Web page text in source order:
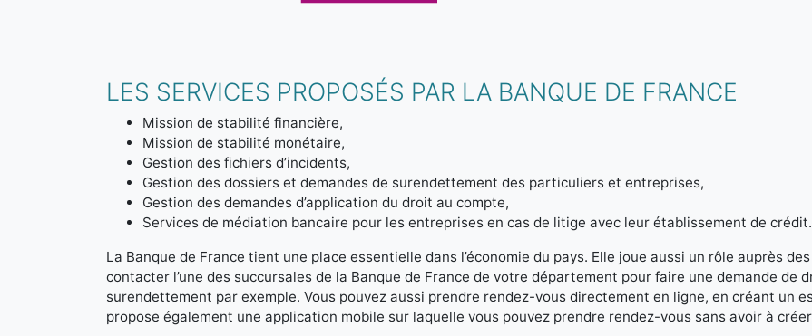
LES SERVICES PROPOSÉS PAR LA BANQUE DE FRANCE
Mission de stabilité financière,
Mission de stabilité monétaire,
Gestion des fichiers d’incidents,
Gestion des dossiers et demandes de surendettement des particuliers et entreprises,
Gestion des demandes d’application du droit au compte,
Services de médiation bancaire pour les entreprises en cas de litige avec leur établissement de crédit.
La Banque de France tient une place essentielle dans l’économie du pays. Elle joue aussi un rôle auprès
contacter l’une des succursales de la Banque de France de votre département pour faire une demande de
surendettement par exemple. Vous pouvez aussi prendre rendez-vous directement en ligne, en créant un
propose également une application mobile sur laquelle vous pouvez prendre rendez-vous sans avoir à créer